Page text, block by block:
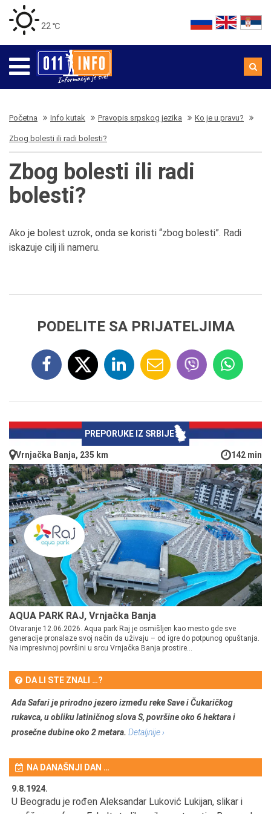
22 ℃
Početna Info kutak Pravopis srpskog jezika Ko je u pravu?
Zbog bolesti ili radi bolesti?
Zbog bolesti ili radi
bolesti?
Ako je bolest uzrok, onda se koristi “zbog bolesti”. Radi
iskazuje cilj ili nameru.
PODELITE SA PRIJATELJIMA
PREPORUKE IZ SRBIJE
Vrnjačka Banja, 235 km 142 min
AQUA PARK RAJ, Vrnjačka Banja
Otvaranje 12.06.2026. Aqua park Raj je osmišljen kao mesto gde sve
generacije pronalaze svoj način da uživaju – od igre do potpunog opuštanja.
Na impresivnoj površini u srcu Vrnjačka Banja prostire...
DA LI STE ZNALI …?
Ada Safari je prirodno jezero između reke Save i Čukaričkog
rukavca, u obliku latiničnog slova S, površine oko 6 hektara i
prosečne dubine oko 2 metara. Detaljnije ›
NA DANAŠNJI DAN …
9.8.1924.
U Beogradu je rođen Aleksandar Luković Lukijan, slikar i